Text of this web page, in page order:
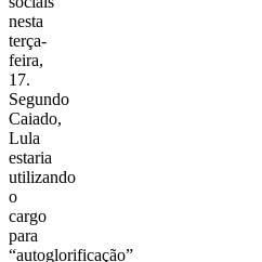
nesta
terça-
feira,
17.
Segundo
Caiado,
Lula
estaria
utilizando
o
cargo
para
“autoglorificação”